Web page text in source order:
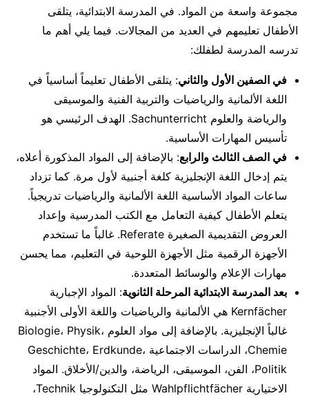
مجموعة واسعة من المواد. في المدرسة الابتدائية، يتلقى
الأطفال تعليمهم في العديد من المجالات. فيما يلي أهم ما
تدرسه المدرسة لطفلك:
في الصفين الأول والثاني: يتلقى الأطفال تعليماً أساسياً في
اللغة الألمانية والرياضيات والتربية الفنية والموسيقى
والرياضة والعلوم Sachunterricht. الهدف الرئيسي هو
تأسيس المهارات الأساسية.
في الصف الثالث والرابع: بالإضافة إلى المواد المذكورة أعلاه،
يتم إدخال اللغة الإنجليزية كلغة أجنبية لأول مرة. كما تزداد
ساعات المواد الأساسية اللغة الألمانية والرياضيات تدريجياً.
يتعلم الأطفال كيفية التعامل مع الكتب المدرسية وإعداد
العروض التقديمية الصغيرة Referate. غالباً ما تستخدم
الأجهزة الرقمية مثل الأجهزة اللوحية في التعليم، مما يحسن
مهارات الإعلام والوسائط المتعددة.
بعد المدرسة الابتدائية المرحلة الثانوية: المواد الإجبارية
Kernfächer هي الألمانية والرياضيات واللغة الأولى الأجنبية
غالباً الإنجليزية. بالإضافة إلى مواد العلوم Biologie، Physik،
Chemie، الدراسات الاجتماعية Geschichte، Erdkunde،
Politik، الفن، الموسيقى، الرياضة، والدين/الأخلاق. المواد
الاختيارية Wahlpflichtfächer مثل التكنولوجيا Technik،